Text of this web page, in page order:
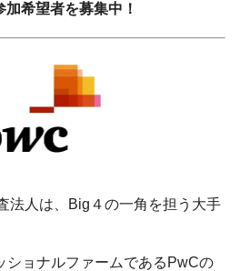
加希望者を募集中！
法人は、Big４の一角を担う大手
ショナルファームであるPwCの